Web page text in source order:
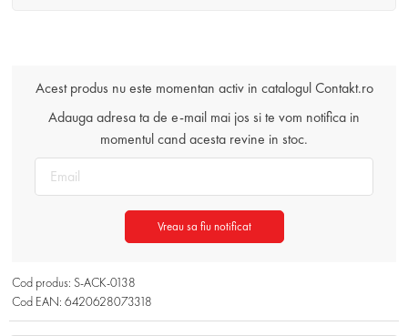
Acest produs nu este momentan activ in catalogul Contakt.ro
Adauga adresa ta de e-mail mai jos si te vom notifica in
momentul cand acesta revine in stoc.
Vreau sa fiu notificat
Cod produs: S-ACK-0138
Cod EAN: 6420628073318